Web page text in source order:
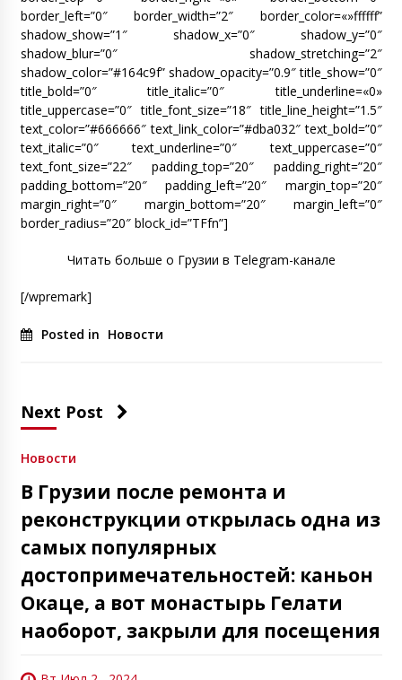
border_left=”0″ border_width=”2″ border_color=«»ffffff”
shadow_show=”1″ shadow_x=”0″ shadow_y=”0″
shadow_blur=”0″ shadow_stretching=”2″
shadow_color=”#164c9f” shadow_opacity=”0.9″ title_show=”0″
title_bold=”0″ title_italic=”0″ title_underline=«0»
title_uppercase=”0″ title_font_size=”18″ title_line_height=”1.5″
text_color=”#666666″ text_link_color=”#dba032″ text_bold=”0″
text_italic=”0″ text_underline=”0″ text_uppercase=”0″
text_font_size=”22″ padding_top=”20″ padding_right=”20″
padding_bottom=”20″ padding_left=”20″ margin_top=”20″
margin_right=”0″ margin_bottom=”20″ margin_left=”0″
border_radius=”20″ block_id=”TFfn”]
Читать больше о Грузии в Telegram-канале
[/wpremark]
Posted in Новости
Next Post
Новости
В Грузии после ремонта и
реконструкции открылась одна из
самых популярных
достопримечательностей: каньон
Окаце, а вот монастырь Гелати
наоборот, закрыли для посещения